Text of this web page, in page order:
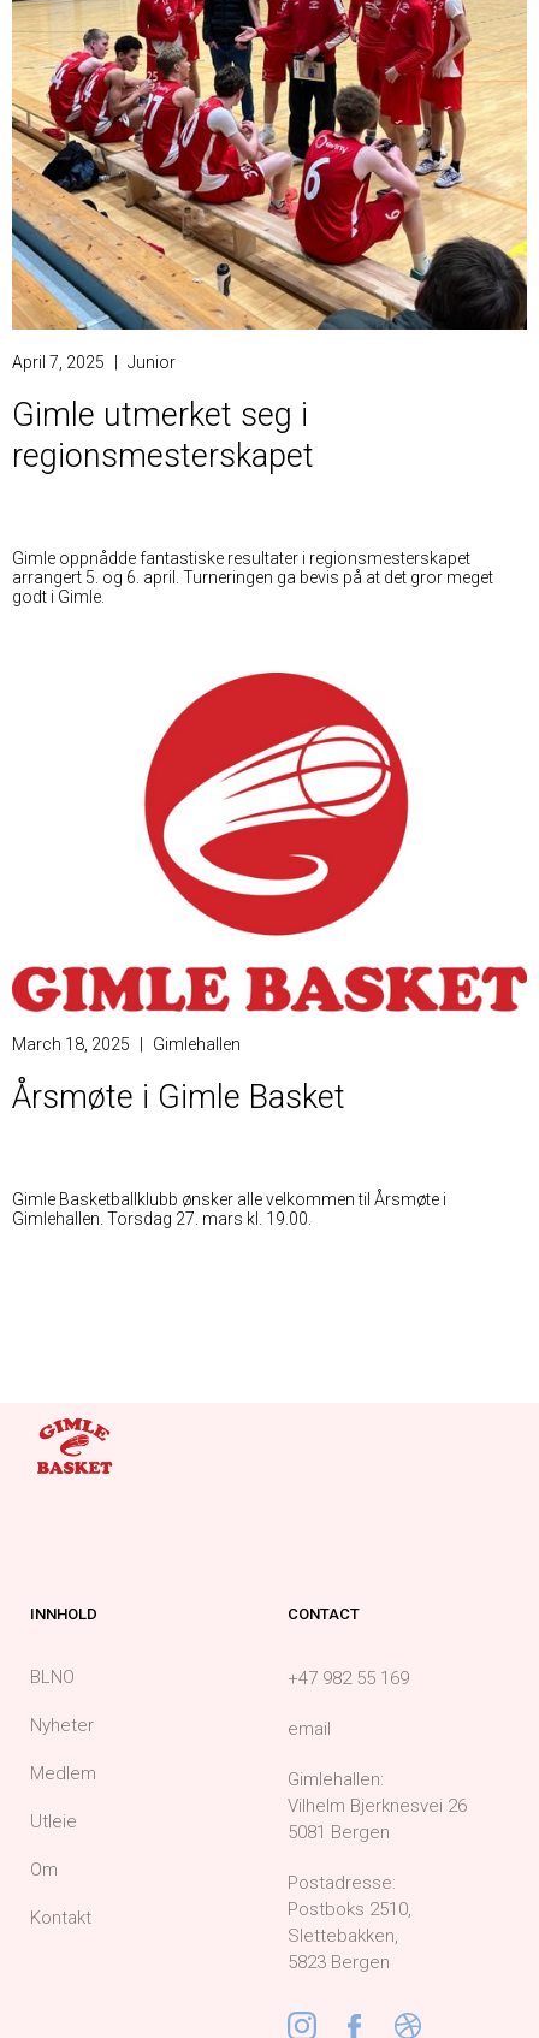
April 7, 2025 | Junior
Gimle utmerket seg i
regionsmesterskapet
Gimle oppnådde fantastiske resultater i regionsmesterskapet
arrangert 5. og 6. april. Turneringen ga bevis på at det gror meget
godt i Gimle.
March 18, 2025 Gimlehallen
Årsmøte i Gimle Basket
Gimle Basketballklubb ønsker alle velkommen til Årsmøte i
Gimlehallen. Torsdag 27. mars kl. 19.00.
INNHOLD
BLNO
Nyheter
Medlem
Utleie
Om
Kontakt
CONTACT
+47 982 55 169
email
Gimlehallen:
Vilhelm Bjerknesvei 26
5081 Bergen
Postadresse:
Postboks 2510,
Slettebakken,
5823 Bergen